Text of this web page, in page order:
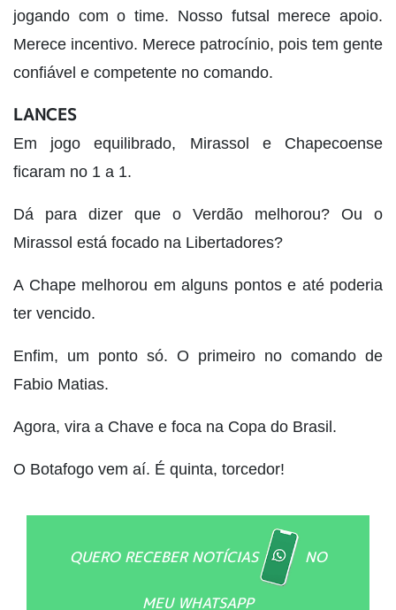
jogando com o time. Nosso futsal merece apoio.
Merece incentivo. Merece patrocínio, pois tem gente
confiável e competente no comando.
LANCES
Em jogo equilibrado, Mirassol e Chapecoense
ficaram no 1 a 1.
Dá para dizer que o Verdão melhorou? Ou o
Mirassol está focado na Libertadores?
A Chape melhorou em alguns pontos e até poderia
ter vencido.
Enfim, um ponto só. O primeiro no comando de
Fabio Matias.
Agora, vira a Chave e foca na Copa do Brasil.
O Botafogo vem aí. É quinta, torcedor!
QUERO RECEBER NOTÍCIAS NO
MEU WHATSAPP